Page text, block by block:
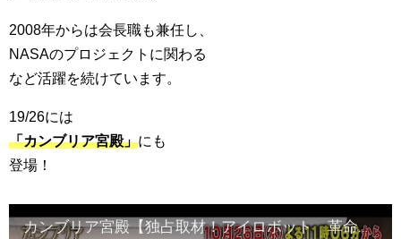
2008年からは会長職も兼任し、
NASAのプロジェクトに関わる
など活躍を続けています。
19/26には
「カンブリア宮殿」にも
登場！
カンブリア宮殿【独占取材！アイロボット 革命児が見据える未来】予告